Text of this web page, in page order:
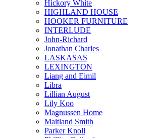
Hickory White
HIGHLAND HOUSE
HOOKER FURNITURE
INTERLUDE
John-Richard
Jonathan Charles
LASKASAS
LEXINGTON
Liang and Eimil
Libra
Lillian August
Lily Koo
Magnussen Home
Maitland Smith
Parker Knoll